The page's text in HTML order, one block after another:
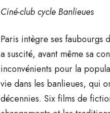
Ciné-club cycle Banlieues
Paris intègre ses faubourgs
a suscité, avant même sa
inconvénients pour la
vie dans les banlieues, qui
décennies. Six films de